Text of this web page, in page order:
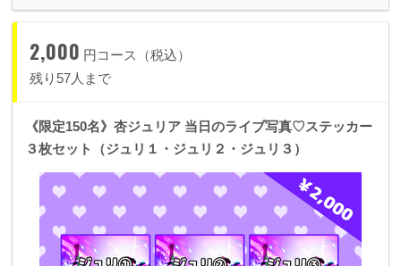
2,000 円コース（税込）
残り57人まで
《限定150名》杏ジュリア 当日のライブ写真♡ステッカー
３枚セット（ジュリ１・ジュリ２・ジュリ３）